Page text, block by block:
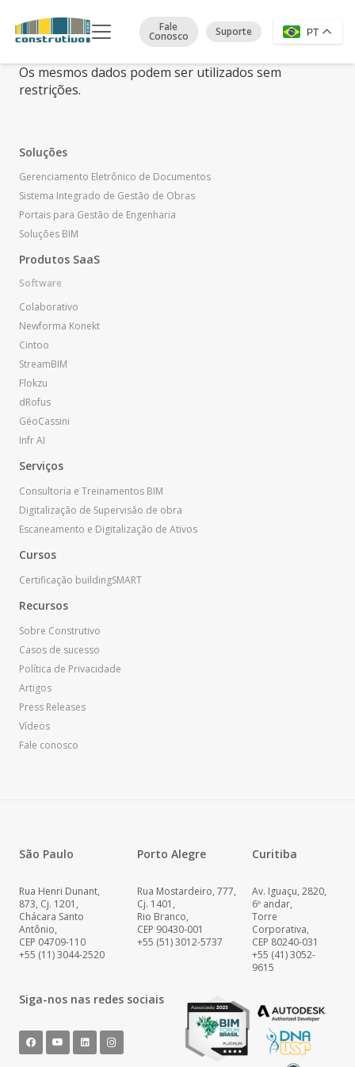
Fale
Conosco Suporte PT
Os mesmos dados podem ser utilizados sem
restrições.
Soluções
Gerenciamento Eletrônico de Documentos
Sistema Integrado de Gestão de Obras
Portais para Gestão de Engenharia
Soluções BIM
Produtos SaaS
Software
Colaborativo
Newforma Konekt
Cintoo
StreamBIM
Flokzu
dRofus
GéoCassini
Infr AI
Serviços
Consultoria e Treinamentos BIM
Digitalização de Supervisão de obra
Escaneamento e Digitalização de Ativos
Cursos
Certificação buildingSMART
Recursos
Sobre Construtivo
Casos de sucesso
Política de Privacidade
Artigos
Press Releases
Vídeos
Fale conosco
São Paulo
Rua Henri Dunant,
873, Cj. 1201,
Chácara Santo
Antônio,
CEP 04709-110
+55 (11) 3044-2520
Porto Alegre
Rua Mostardeiro, 777,
Cj. 1401,
Rio Branco,
CEP 90430-001
+55 (51) 3012-5737
Curitiba
Av. Iguaçu, 2820,
6º andar,
Torre
Corporativa,
CEP 80240-031
+55 (41) 3052-
9615
Siga-nos nas redes sociais